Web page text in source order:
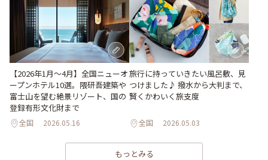
【2026年1月～4月】全国ニューオ
ープンホテル10選。隈研吾建築や
富士山を望む絶景リゾート、国の
登録有形文化財まで
全国 2026.05.16
旅行に持っていきたい風呂敷、見
つけました♪ 撥水から大判まで、
賢くかわいく旅支度
全国 2026.05.03
もっとみる